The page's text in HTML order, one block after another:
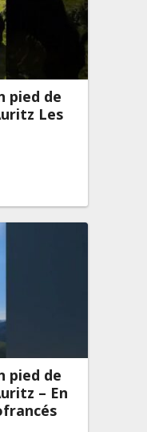
pied de
Les
pied de
– En